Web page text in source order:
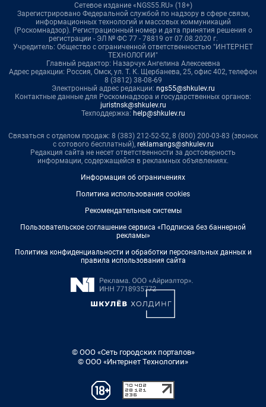
Сетевое издание «NGS55.RU» (18+)
Зарегистрировано Федеральной службой по надзору в сфере связи,
информационных технологий и массовых коммуникаций
(Роскомнадзор). Регистрационный номер и дата принятия решения о
регистрации - ЭЛ № ФС 77 - 78819 от 07.08.2020 г.
Учредитель: Общество с ограниченной ответственностью "ИНТЕРНЕТ
ТЕХНОЛОГИИ"
Главный редактор: Назарчук Ангелина Алексеевна
Адрес редакции: Россия, Омск, ул. Т. К. Щербанева, 25, офис 402, телефон
8 (3812) 38-08-69
Электронный адрес редакции: ngs55@shkulev.ru
Контактные данные для Роскомнадзора и государственных органов:
juristnsk@shkulev.ru
Техподдержка: help@shkulev.ru
Связаться с отделом продаж: 8 (383) 212-52-52, 8 (800) 200-03-83 (звонок
с сотового бесплатный), reklamangs@shkulev.ru
Редакция сайта не несет ответственности за достоверность
информации, содержащейся в рекламных объявлениях.
Информация об ограничениях
Политика использования cookies
Рекомендательные системы
Пользовательское соглашение сервиса «Подписка без баннерной
рекламы»
Политика конфиденциальности и обработки персональных данных и
правила использования сайта
© ООО «Сеть городских порталов»
© ООО «Интернет Технологии»